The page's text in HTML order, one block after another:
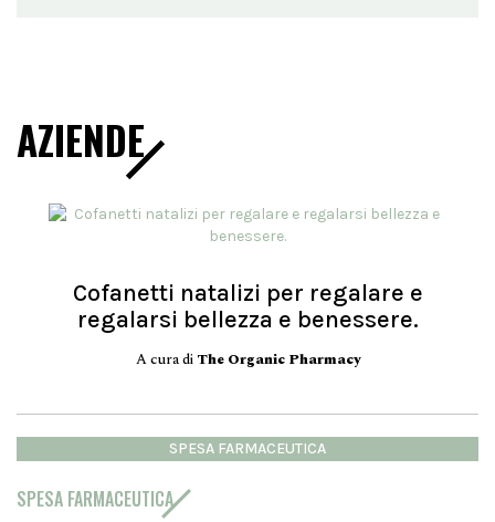
AZIENDE
Cofanetti natalizi per regalare e
regalarsi bellezza e benessere.
A cura di The Organic Pharmacy
SPESA FARMACEUTICA
SPESA FARMACEUTICA